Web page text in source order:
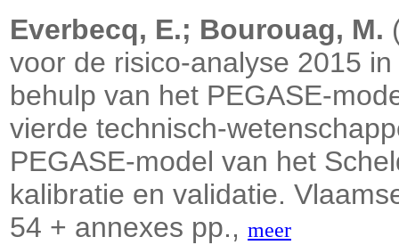
Everbecq, E.; Bourouag, M.
voor de risico-analyse 2015
behulp van het PEGASE-
vierde technisch-
PEGASE-model van het
kalibratie en validatie.
54 + annexes pp., meer